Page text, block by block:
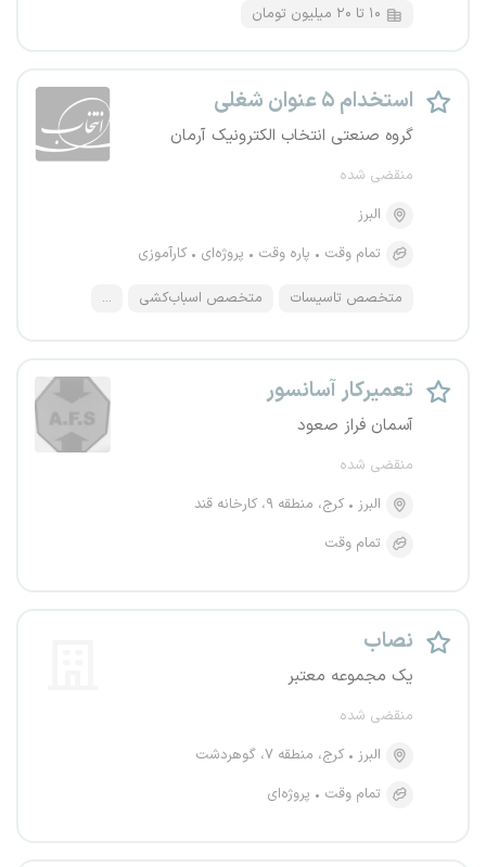
۱۰ تا ۲۰ میلیون تومان
استخدام ۵ عنوان شغلی
گروه صنعتی انتخاب الکترونیک آرمان
منقضی شده
البرز
تمام وقت
پاره وقت پروژه‌ای کارآموزی
متخصص تاسیسات متخصص اسباب‌کشی ...
تعمیرکار آسانسور
آسمان فراز صعود
منقضی شده
البرز
کرج، منطقه ۹، کارخانه قند
تمام وقت
نصاب
یک مجموعه معتبر
منقضی شده
البرز
کرج، منطقه ۷، گوهردشت
تمام وقت
پروژه‌ای